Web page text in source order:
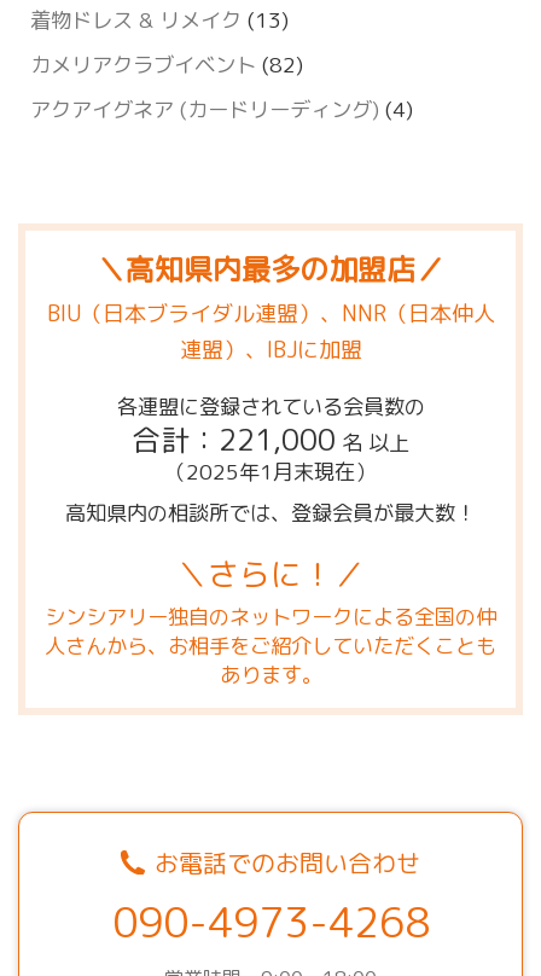
着物ドレス & リメイク (13)
カメリアクラブイベント (82)
アクアイグネア (カードリーディング) (4)
＼高知県内最多の加盟店／
BIU（日本ブライダル連盟）、NNR（日本仲人
連盟）、IBJに加盟
各連盟に登録されている会員数の
合計：221,000 名 以上
（2025年1月末現在）
高知県内の相談所では、登録会員が最大数！
＼さらに！／
シンシアリー独自のネットワークによる全国の仲
人さんから、お相手をご紹介していただくことも
あります。
お電話でのお問い合わせ
090-4973-4268